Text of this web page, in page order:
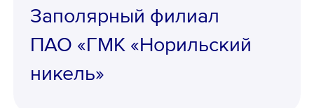
Заполярный филиал
ПАО «ГМК «Норильский
никель»